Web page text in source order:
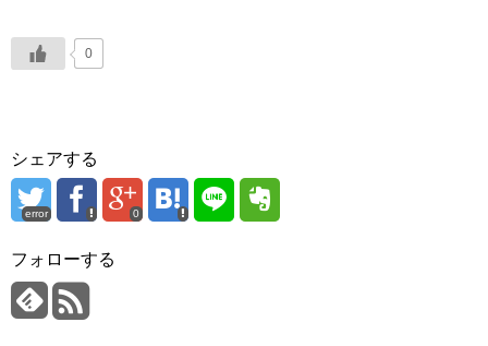
0
シェアする
error 0
フォローする